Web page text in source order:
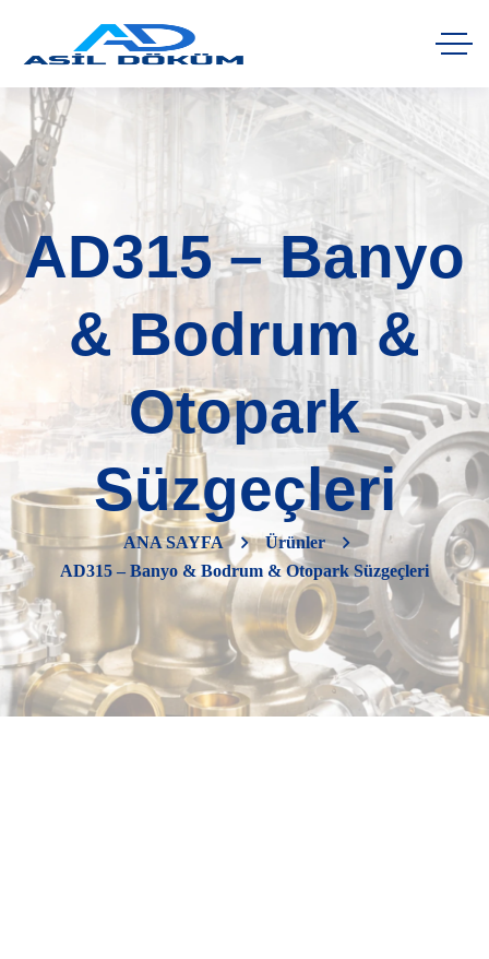
AD315 – Banyo
& Bodrum &
Otopark
Süzgeçleri
ANA SAYFA
Ürünler
AD315 – Banyo & Bodrum & Otopark Süzgeçleri